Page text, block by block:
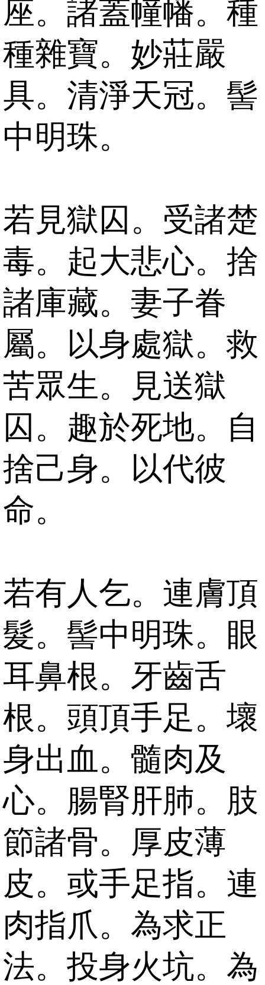
座。諸蓋幢幡。種
種雜寶。妙莊嚴
具。清淨天冠。髻
中明珠。
若見獄囚。受諸楚
毒。起大悲心。捨
諸庫藏。妻子眷
屬。以身處獄。救
苦眾生。見送獄
囚。趣於死地。自
捨己身。以代彼
命。
若有人乞。連膚頂
髮。髻中明珠。眼
耳鼻根。牙齒舌
根。頭頂手足。壞
身出血。髓肉及
心。腸腎肝肺。肢
節諸骨。厚皮薄
皮。或手足指。連
肉指爪。為求正
法。投身火坑。為